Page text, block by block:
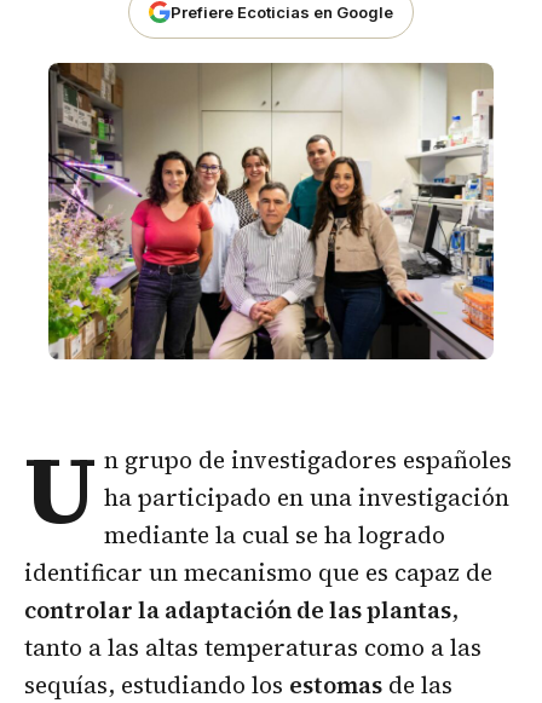
Prefiere Ecoticias en Google
U n grupo de investigadores españoles
ha participado en una investigación
mediante la cual se ha logrado
identificar un mecanismo que es capaz de
controlar la adaptación de las plantas,
tanto a las altas temperaturas como a las
sequías, estudiando los estomas de las